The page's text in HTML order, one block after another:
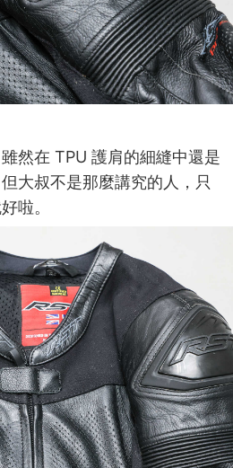
然在 TPU 護肩的細縫中還是
大叔不是那麼講究的人，只
啦。